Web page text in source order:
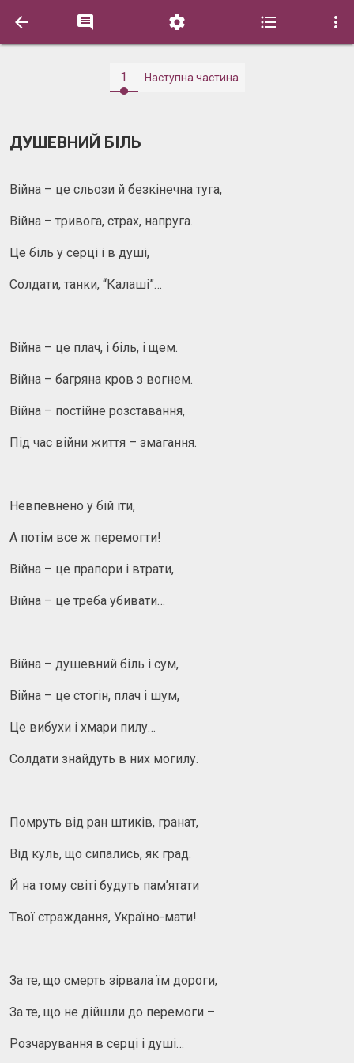
    
1 Наступна частина
ДУШЕВНИЙ БІЛЬ
Війна – це сльози й безкінечна туга,
Війна – тривога, страх, напруга.
Це біль у серці і в душі,
Солдати, танки, “Калаші”…
Війна – це плач, і біль, і щем.
Війна – багряна кров з вогнем.
Війна – постійне розставання,
Під час війни життя – змагання.
Невпевнено у бій іти,
А потім все ж перемогти!
Війна – це прапори і втрати,
Війна – це треба убивати…
Війна – душевний біль і сум,
Війна – це стогін, плач і шум,
Це вибухи і хмари пилу…
Солдати знайдуть в них могилу.
Помруть від ран штиків, гранат,
Від куль, що сипались, як град.
Й на тому світі будуть пам’ятати
Твої страждання, Україно-мати!
За те, що смерть зірвала їм дороги,
За те, що не дійшли до перемоги –
Розчарування в серці і душі…